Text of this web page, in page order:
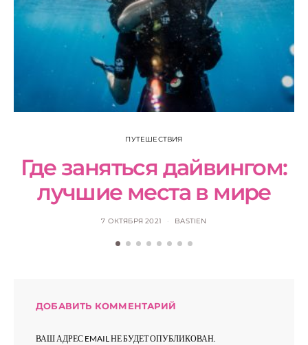
ПУТЕШЕСТВИЯ
Где заняться дайвингом:
лучшие места в мире
7 ОКТЯБРЯ 2021 BASTIEN
ДОБАВИТЬ КОММЕНТАРИЙ
ВАШ АДРЕС EMAIL НЕ БУДЕТ ОПУБЛИКОВАН.